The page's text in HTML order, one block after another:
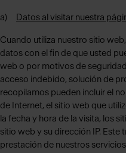
a) Datos al visitar nuestra
Cuando utiliza nuestro sitio
datos con el fin de que usted
web o por motivos de
acceso indebido, solución de
recopilamos pueden incluir el
de Internet, el sitio web que
la fecha y hora de la visita, los
sitio web y su dirección IP. Este
prestación de nuestros